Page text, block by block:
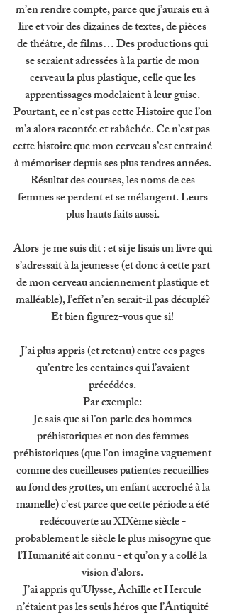
m’en rendre compte, parce que j’aurais eu à
lire et voir des dizaines de textes, de pièces
de théâtre, de films… Des productions qui
se seraient adressées à la partie de mon
cerveau la plus plastique, celle que les
apprentissages modelaient à leur guise.
Pourtant, ce n’est pas cette Histoire que l’on
m’a alors racontée et rabâchée. Ce n’est pas
cette histoire que mon cerveau s’est entrainé
à mémoriser depuis ses plus tendres années.
Résultat des courses, les noms de ces
femmes se perdent et se mélangent. Leurs
plus hauts faits aussi.
Alors  je me suis dit : et si je lisais un livre qui
s’adressait à la jeunesse (et donc à cette part
de mon cerveau anciennement plastique et
malléable), l’effet n’en serait-il pas décuplé?
Et bien figurez-vous que si!
J’ai plus appris (et retenu) entre ces pages
qu’entre les centaines qui l’avaient
précédées.
Par exemple:
Je sais que si l’on parle des hommes
préhistoriques et non des femmes
préhistoriques (que l’on imagine vaguement
comme des cueilleuses patientes recueillies
au fond des grottes, un enfant accroché à la
mamelle) c’est parce que cette période a été
redécouverte au XIXème siècle -
probablement le siècle le plus misogyne que
l’Humanité ait connu - et qu’on y a collé la
vision d'alors.
J’ai appris qu’Ulysse, Achille et Hercule
n’étaient pas les seuls héros que l’Antiquité